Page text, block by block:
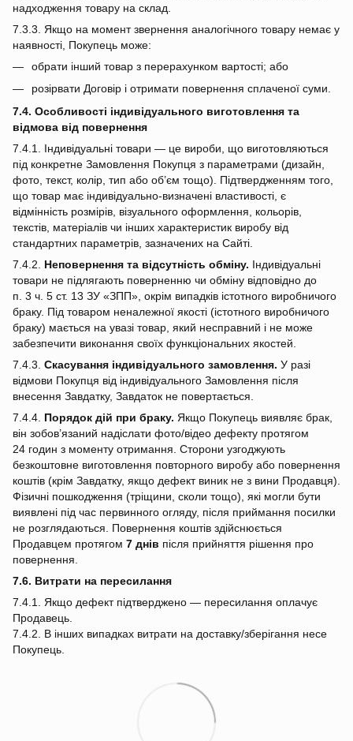
надходження товару на склад.
7.3.3. Якщо на момент звернення аналогічного товару немає у
наявності, Покупець може:
обрати інший товар з перерахунком вартості; або
розірвати Договір і отримати повернення сплаченої суми.
7.4. Особливості індивідуального виготовлення та
відмова від повернення
7.4.1. Індивідуальні товари — це вироби, що виготовляються
під конкретне Замовлення Покупця з параметрами (дизайн,
фото, текст, колір, тип або об’єм тощо). Підтвердженням того,
що товар має індивідуально‑визначені властивості, є
відмінність розмірів, візуального оформлення, кольорів,
текстів, матеріалів чи інших характеристик виробу від
стандартних параметрів, зазначених на Сайті.
7.4.2. Неповернення та відсутність обміну. Індивідуальні
товари не підлягають поверненню чи обміну відповідно до
п. 3 ч. 5 ст. 13 ЗУ «ЗПП», окрім випадків істотного виробничого
браку. Під товаром неналежної якості (істотного виробничого
браку) мається на увазі товар, який несправний і не може
забезпечити виконання своїх функціональних якостей.
7.4.3. Скасування індивідуального замовлення. У разі
відмови Покупця від індивідуального Замовлення після
внесення Завдатку, Завдаток не повертається.
7.4.4. Порядок дій при браку. Якщо Покупець виявляє брак,
він зобов’язаний надіслати фото/відео дефекту протягом
24 годин з моменту отримання. Сторони узгоджують
безкоштовне виготовлення повторного виробу або повернення
коштів (крім Завдатку, якщо дефект виник не з вини Продавця).
Фізичні пошкодження (тріщини, сколи тощо), які могли бути
виявлені під час первинного огляду, після приймання посилки
не розглядаються. Повернення коштів здійснюється
Продавцем протягом 7 днів після прийняття рішення про
повернення.
7.6. Витрати на пересилання
7.4.1. Якщо дефект підтверджено — пересилання оплачує
Продавець.
7.4.2. В інших випадках витрати на доставку/зберігання несе
Покупець.